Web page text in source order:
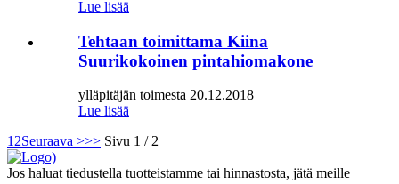
Lue lisää
Tehtaan toimittama Kiina
Suurikokoinen pintahiomakone
ylläpitäjän toimesta 20.12.2018
Lue lisää
1 2Seuraava >>> Sivu 1 / 2
Jos haluat tiedustella tuotteistamme tai hinnastosta, jätä meille